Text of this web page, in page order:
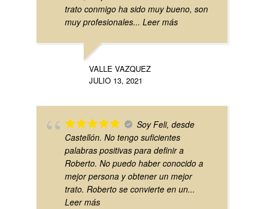
trato conmigo ha sido muy bueno, son
muy profesionales... Leer más
VALLE VAZQUEZ
JULIO 13, 2021
Soy Feli, desde
Castellón. No tengo suficientes
palabras positivas para definir a
Roberto. No puedo haber conocido a
mejor persona y obtener un mejor
trato. Roberto se convierte en un...
Leer más